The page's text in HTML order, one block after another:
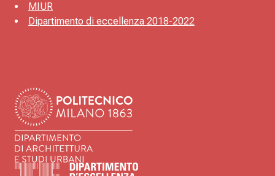
MIUR
Dipartimento di eccellenza 2018-2022